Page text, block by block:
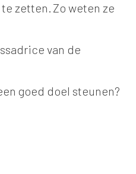
zetten. Zo weten ze
van de
goed doel steunen?